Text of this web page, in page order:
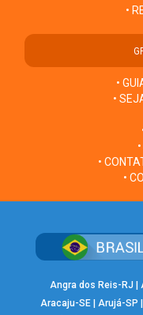
•
•
•
•
•
Angra dos Reis-RJ
Aracaju-SE |Arujá-SP